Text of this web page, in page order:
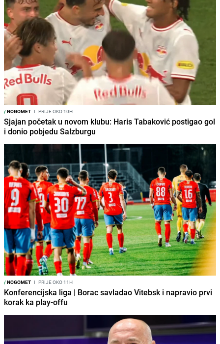
/NOGOMET I PRIJE OKO 10H
Sjajan početak u novom klubu: Haris Tabaković postigao gol
i donio pobjedu Salzburgu
/NOGOMET I PRIJE OKO 11H
Konferencijska liga | Borac savladao Vitebsk i napravio prvi
korak ka play-offu